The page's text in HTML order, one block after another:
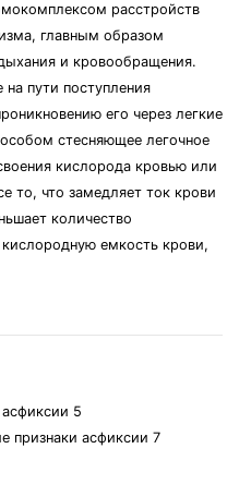
расстройств
главным образом
и кровообращения.
пути поступления
его через легкие
стесняющее легочное
кислорода кровью или
то, что замедляет ток крови
количество
емкость крови,
5
признаки асфиксии 7